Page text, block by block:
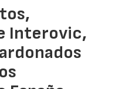
Interovic,